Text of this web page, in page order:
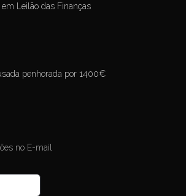
em Leilão das Finanças
penhorada por 1400€
no E-mail